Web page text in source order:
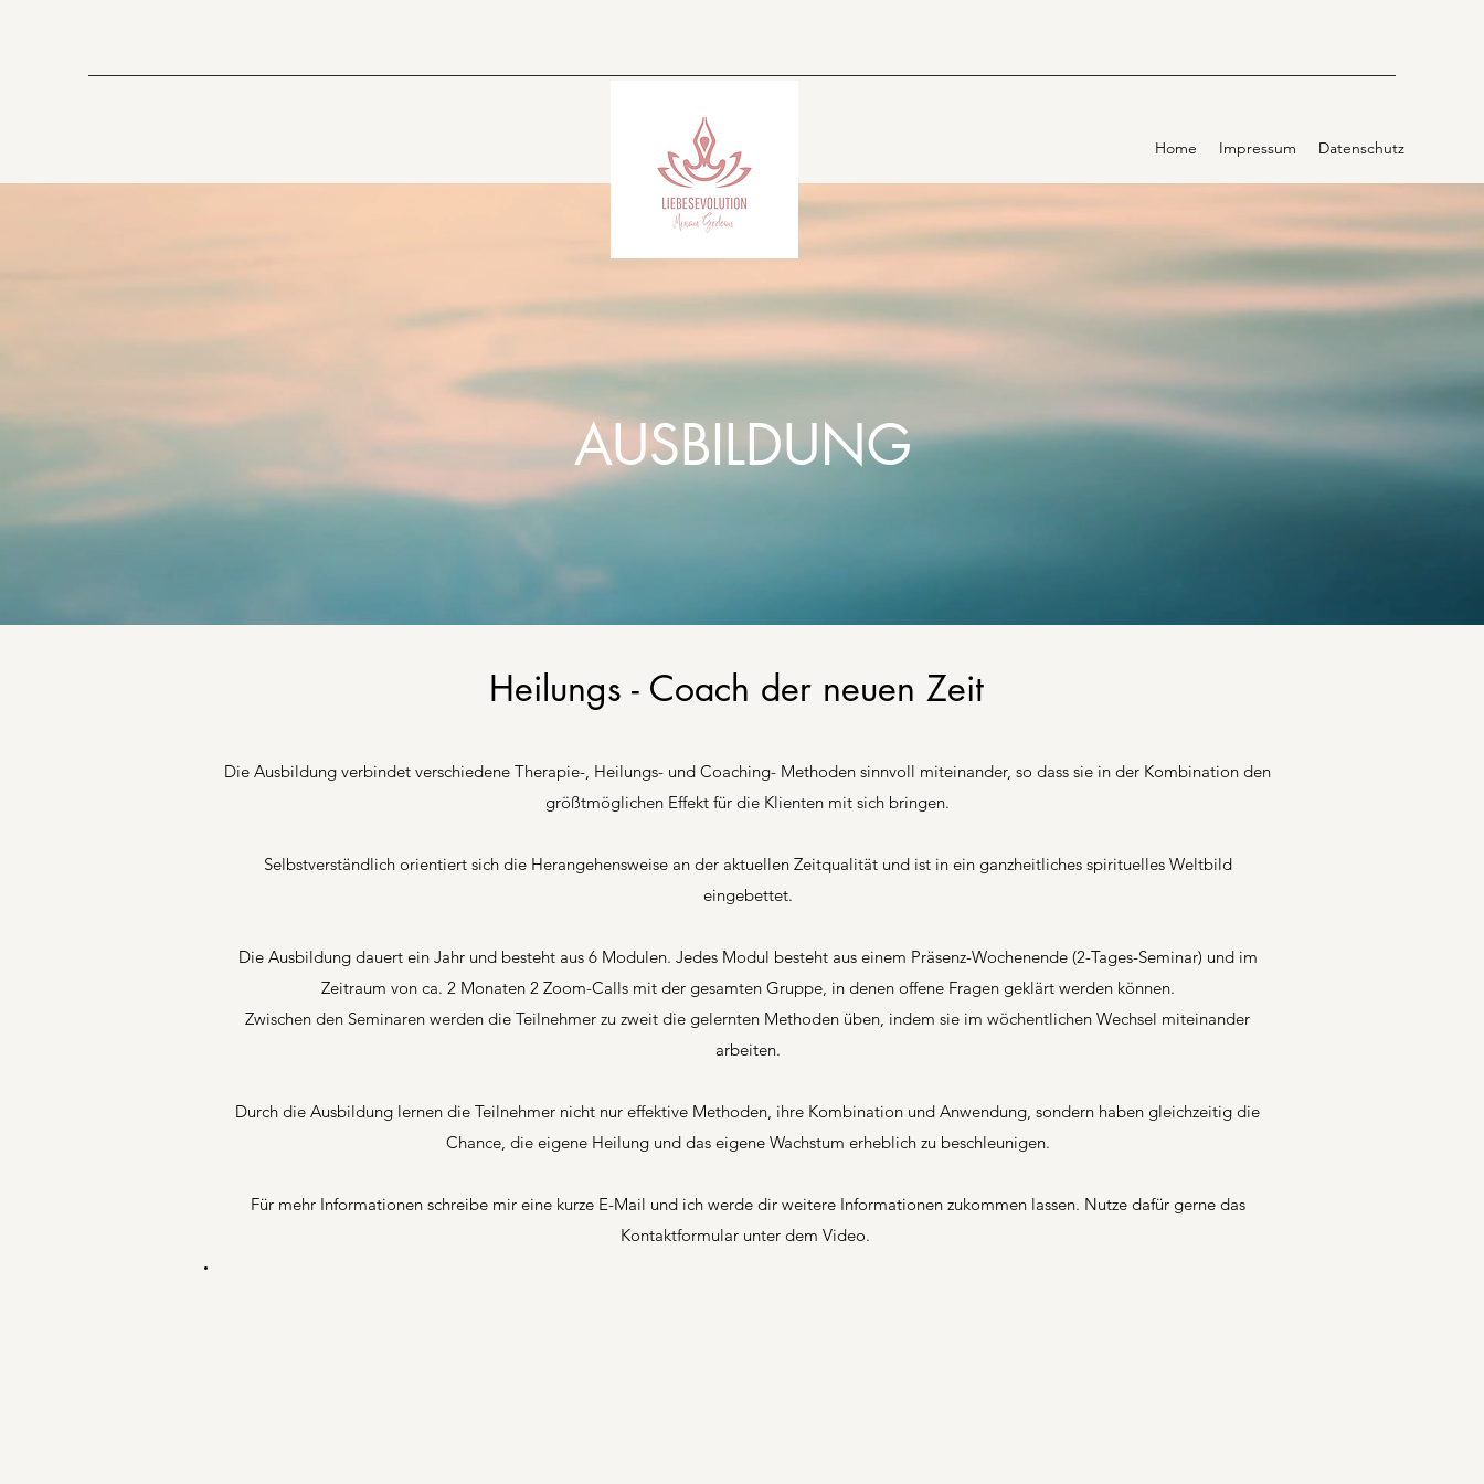
Home Impressum Datenschutz
AUSBILDUNG
Heilungs - Coach der neuen Zeit
Die Ausbildung verbindet verschiedene Therapie-, Heilungs- und Coaching- Methoden sinnvoll miteinander, so dass sie in der Kombination den
größtmöglichen Effekt für die Klienten mit sich bringen.
Selbstverständlich orientiert sich die Herangehensweise an der aktuellen Zeitqualität und ist in ein ganzheitliches spirituelles Weltbild
eingebettet.
Die Ausbildung dauert ein Jahr und besteht aus 6 Modulen. Jedes Modul besteht aus einem Präsenz-Wochenende (2-Tages-Seminar) und im
Zeitraum von ca. 2 Monaten 2 Zoom-Calls mit der gesamten Gruppe, in denen offene Fragen geklärt werden können.
Zwischen den Seminaren werden die Teilnehmer zu zweit die gelernten Methoden üben, indem sie im wöchentlichen Wechsel miteinander
arbeiten.
Durch die Ausbildung lernen die Teilnehmer nicht nur effektive Methoden, ihre Kombination und Anwendung, sondern haben gleichzeitig die
Chance, die eigene Heilung und das eigene Wachstum erheblich zu beschleunigen.
Für mehr Informationen schreibe mir eine kurze E-Mail und ich werde dir weitere Informationen zukommen lassen. Nutze dafür gerne das
Kontaktformular unter dem Video.